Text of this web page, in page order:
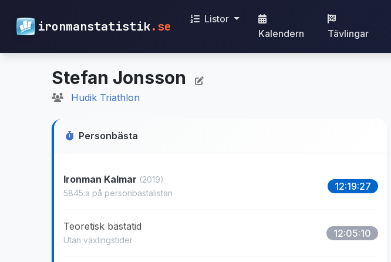
ironmanstatistik.se
Listor
Kalendern
Tävlingar
Stefan Jonsson
Hudik Triathlon
Personbästa
Ironman Kalmar (2019)
5845:a på personbästalistan
12:19:27
Teoretisk bästatid
Utan växlingstider
12:05:10